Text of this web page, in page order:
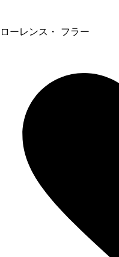
ローレンス・ フラー